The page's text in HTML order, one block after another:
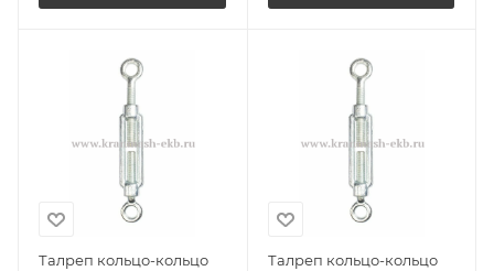
Талреп кольцо-кольцо
Талреп кольцо-кольцо